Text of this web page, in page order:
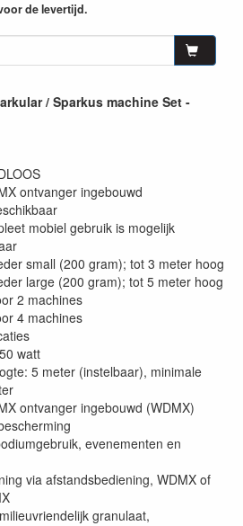
de levertijd.
/ Sparkus machine Set -
ontvanger ingebouwd
mobiel gebruik is mogelijk
small (200 gram); tot 3 meter hoog
large (200 gram); tot 5 meter hoog
2 machines
4 machines
watt
5 meter (instelbaar), minimale
ontvanger ingebouwd (WDMX)
evenementen en
via afstandsbediening, WDMX of
granulaat,